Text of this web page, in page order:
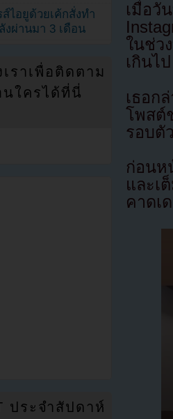
เมื่อ
ในช่ว
เกินไป
เธอก
โพสต์
รอบตั
ก่อนห
และเ
คาดเ
ไอยูด้วยเค้กสั่งทำ
งผ่านมา 3 เดือน
ราเพื่อติดตาม
นใครได้ที่นี่
ประจำสัปดาห์